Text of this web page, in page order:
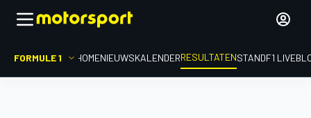
FORMULE 1 HOMENIEUWSKALENDERRESULTATENSTANDF1